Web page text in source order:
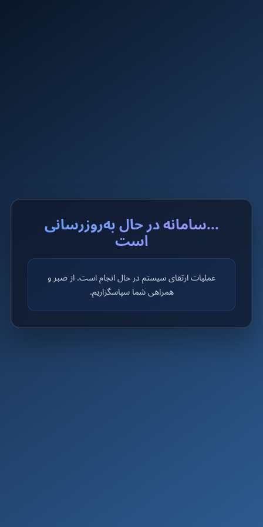
...سامانه در حال به‌روزرسانی
است
عملیات ارتقای سیستم در حال انجام است. از صبر و
همراهی شما سپاسگزاریم.